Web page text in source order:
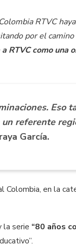
RTVC
por el
RTVC como una
Eso
referente
García.
Colombia, en la
la serie “80 años